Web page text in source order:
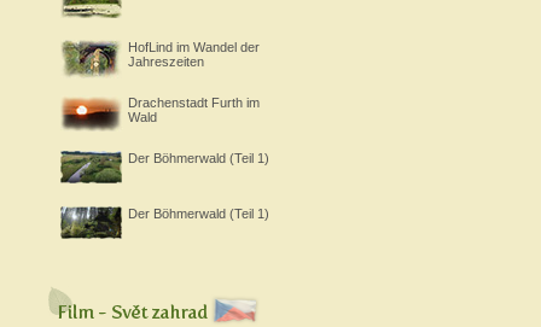
HofLind im Wandel der
Jahreszeiten
Drachenstadt Furth im
Wald
Der Böhmerwald (Teil 1)
Der Böhmerwald (Teil 1)